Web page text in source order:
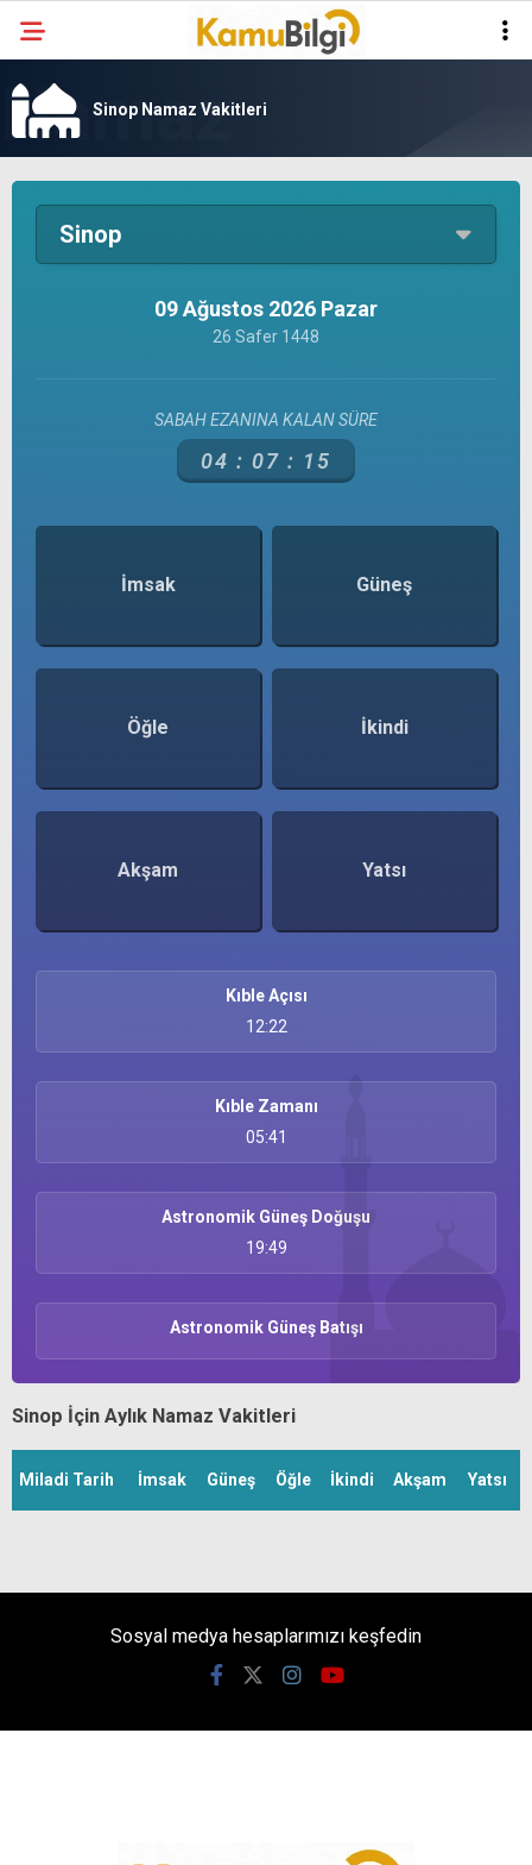
Sinop Namaz Vakitleri
Sinop İçin Aylık Namaz Vakitleri
Miladi Tarih İmsak Güneş Öğle İkindi Akşam Yatsı
Sinop
09 Ağustos 2026 Pazar
26 Safer 1448
SABAH EZANINA KALAN SÜRE
04 : 07 : 15
İmsak Güneş
Öğle İkindi
Akşam Yatsı
Kıble Açısı
12:22
Kıble Zamanı
05:41
Astronomik Güneş Doğuşu
19:49
Astronomik Güneş Batışı
Sosyal medya hesaplarımızı keşfedin